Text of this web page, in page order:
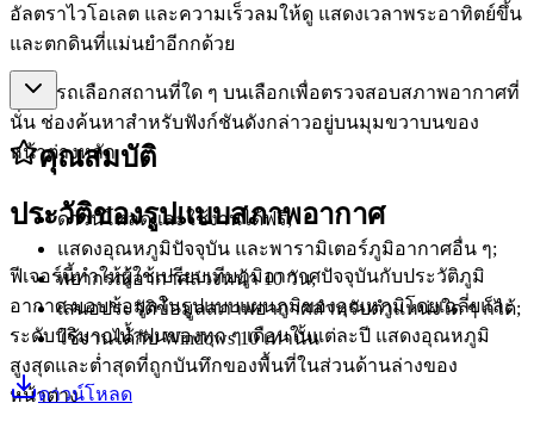
อัลตราไวโอเลต และความเร็วลมให้ดู แสดงเวลาพระอาทิตย์ขึ้น
และตกดินที่แม่นยำอีกกด้วย
สามารถเลือกสถานที่ใด ๆ บนเลือกเพื่อตรวจสอบสภาพอากาศที่
นั่น ช่องค้นหาสำหรับฟังก์ชันดังกล่าวอยู่บนมุมขวาบนของ
หน้าต่างหลัก
ประวัติของรูปแบบสภาพอากาศ
ฟีเจอร์นี้ทำให้ผู้ใช้เปรียบเทีบภูมิอากาศปัจจุบันกับประวัติภูมิ
อากาศ มอบข้อมูลในรูปแบบแผนภูมิของอุณหภูมิโดยเฉลี่ยและ
ระดับปริมาณน้ำฝนของทุก ๆ เดือนในแต่ละปี แสดงอุณหภูมิ
สูงสุดและต่ำสุดที่ถูกบันทึกของพื้นที่ในส่วนด้านล่างของ
หน้าต่าง
คุณสมบัติ
ดาวน์โหลดและใช้งานได้ฟรี;
แสดงอุณหภูมิปัจจุบัน และพารามิเตอร์ภูมิอากาศอื่น ๆ;
พยากรณ์อากาศล่วงหน้า 10 วัน;
เสนอประวัติข้อมูลสภาพอากาศสำหรับตำแหน่งใด ๆ ก็ได้;
ใช้งานได้กับ Windows 10 เท่านั้น
ดาวน์โหลด